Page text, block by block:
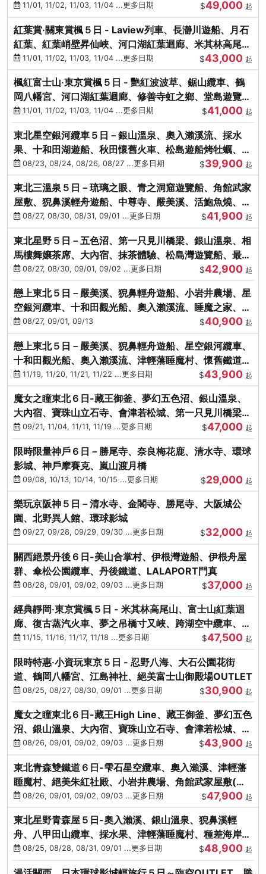
杏大道
11/01, 11/02, 11/03, 11/04 ...更多日期 $49,000 起
紅葉賞‧關東賞楓５日 - Laview列車、長瀞川遊船、月石
紅葉、紅葉峭壁昇仙峽、河口湖紅葉迴廊、米其林高尾
山、海鮮盛宴
11/01, 11/02, 11/03, 11/04 ...更多日期 $43,000 起
楓紅富士山‧東京賞楓５日 - 艷紅波波草、鋸山纜車、鶴
岡八幡宮、河口湖紅葉迴廊、修善寺虹之鄉、堂島遊覽
船、熱海梅園
11/01, 11/02, 11/03, 11/04 ...更多日期 $41,000 起
東北星空銀河纜車５日－銀山溫泉、奧入瀨溪流、採水
果、十和田湖遊船、秋田懷舊火車、松島遊船烤牡蠣、嚴
美溪、螃蟹本家
08/23, 08/24, 08/26, 08/27 ...更多日期 $39,900 起
東北三溫泉５日－琉璃之眼、青之洞窟遊覽船、角館武家
屋敷、猊鼻溪輕舟遊船、中尊寺、嚴美溪、活鮑魚燒、烤
牡蠣、握壽司體驗
08/27, 08/30, 08/31, 09/01 ...更多日期 $41,900 起
東北星野５日－五色沼、第一只見川橋梁、銀山溫泉、相
馬樓舞孃茶席、大內宿、抹茶體驗、松島灣遊覽船、最上
川輕舟、螃蟹御膳
08/27, 08/30, 09/01, 09/02 ...更多日期 $42,900 起
戀上東北５日－嚴美溪、猊鼻輕舟遊船、小岩井農場、星
空銀河纜車、十和田觀光船、奧入瀨溪流、睡魔之家、朱
紅社殿（仙台／青森）
08/27, 09/01, 09/13 $40,900 起
戀上東北５日－嚴美溪、猊鼻輕舟遊船、星空銀河纜車、
十和田觀光船、奧入瀨溪流、津輕藩睡魔村、懷舊鐵道
（青森／仙台）
11/19, 11/20, 11/21, 11/22 ...更多日期 $43,900 起
魔女之瞳東北６日-藏王御釜、夢幻五色沼、銀山溫泉、
大內宿、寶珠山立石寺、會津若松城、第一只見川橋梁、
燒肉吃到飽
09/21, 11/04, 11/11, 11/19 ...更多日期 $47,000 起
限時限量神戶６日－勝尾寺、奈良梅花鹿、清水寺、環球
影城、神戶摩賽克、嵐山渡月橋
09/08, 10/13, 10/14, 10/15 ...更多日期 $29,000 起
樂玩京阪神５日－清水寺、金閣寺、勝尾寺、大阪城公
園、北野異人館、環球影城
09/27, 09/28, 09/29, 09/30 ...更多日期 $32,000 起
關西絕景丹後６日-美山合掌村、伊根灣遊船、伊根舟屋
群、傘松公園纜車、丹後鐵道、LALAPORT門真
08/28, 09/01, 09/02, 09/03 ...更多日期 $37,000 起
經典靜岡‧東京賞楓５日 - 米其林高尾山、富士山紅葉迴
廊、復古蒸汽火車、夢之吊橋寸又峽、跨湖空中纜車、抹
茶體驗、三溪園
11/15, 11/16, 11/17, 11/18 ...更多日期 $47,500 起
限時特惠‧小資玩東京５日 - 忍野八海、大石公園花街
道、鶴岡八幡宮、江島神社、絕美富士山御殿場OUTLET
08/25, 08/27, 08/30, 09/01 ...更多日期 $30,900 起
魔女之瞳東北６日-藏王High Line、藏王御釜、夢幻五色
沼、銀山溫泉、大內宿、寶珠山立石寺、會津若松城、燒
肉吃到飽
08/26, 09/01, 09/02, 09/03 ...更多日期 $43,900 起
東北青森雙鐵道６日-雫石星空纜車、奧入瀨溪、津輕藩
睡魔村、絕美朱紅社殿、小岩井農場、角館武家屋敷(不
進免稅店)
08/26, 09/01, 09/02, 09/03 ...更多日期 $47,900 起
東北星野青森屋５日-奧入瀨溪、銀山溫泉、猊鼻溪輕
舟、八甲田山纜車、採水果、津輕藩睡魔村、種差海岸、
法式料理(不進免稅店)
08/25, 08/28, 08/31, 09/01 ...更多日期 $48,900 起